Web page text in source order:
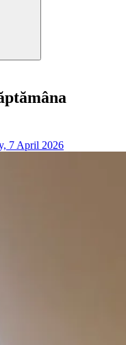
7 April 2026